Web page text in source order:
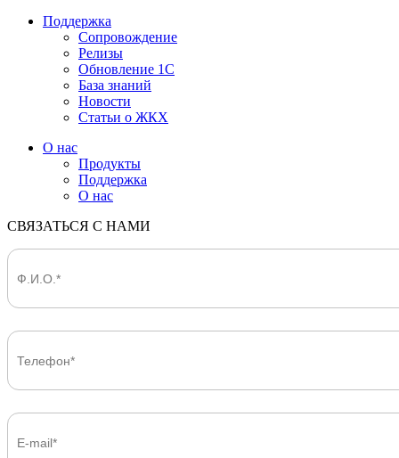
Поддержка
Сопровождение
Релизы
Обновление 1С
База знаний
Новости
Статьи о ЖКХ
О нас
Продукты
Поддержка
О нас
СВЯЗАТЬСЯ С НАМИ